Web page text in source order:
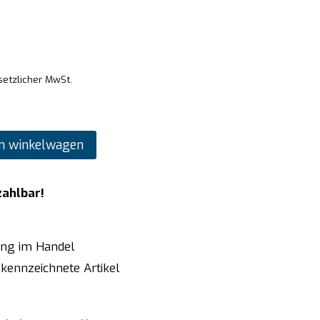
MwSt.
winkelwagen
im Handel
Artikel